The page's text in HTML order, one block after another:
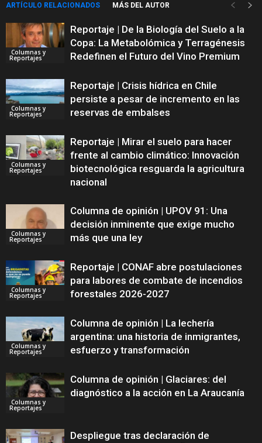
ARTÍCULO RELACIONADOS MÁS DEL AUTOR
Columnas y
Reportajes
Reportaje | De la Biología del Suelo a la
Copa: La Metabolómica y Terragénesis
Redefinen el Futuro del Vino Premium
Columnas y
Reportajes
Reportaje | Crisis hídrica en Chile
persiste a pesar de incremento en las
reservas de embalses
Columnas y
Reportajes
Reportaje | Mirar el suelo para hacer
frente al cambio climático: Innovación
biotecnológica resguarda la agricultura
nacional
Columnas y
Reportajes
Columna de opinión | UPOV 91: Una
decisión inminente que exige mucho
más que una ley
Columnas y
Reportajes
Reportaje | CONAF abre postulaciones
para labores de combate de incendios
forestales 2026-2027
Columnas y
Reportajes
Columna de opinión | La lechería
argentina: una historia de inmigrantes,
esfuerzo y transformación
Columnas y
Reportajes
Columna de opinión | Glaciares: del
diagnóstico a la acción en La Araucanía
Despliegue tras declaración de